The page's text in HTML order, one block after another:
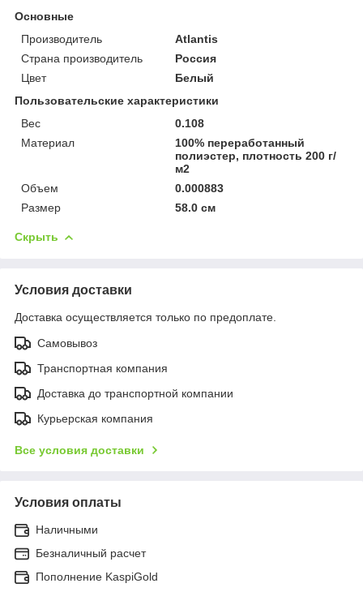
Основные
Производитель
Atlantis
Страна производитель
Россия
Цвет
Белый
Пользовательские характеристики
Вес
0.108
Материал
100% переработанный
полиэстер, плотность 200 г/
м2
Объем
0.000883
Размер
58.0 см
Скрыть
Условия доставки
Доставка осуществляется только по предоплате.
Самовывоз
Транспортная компания
Доставка до транспортной компании
Курьерская компания
Все условия доставки
Условия оплаты
Наличными
Безналичный расчет
Пополнение KaspiGold